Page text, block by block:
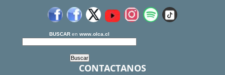
BUSCAR en www.olca.cl
CONTACTANOS